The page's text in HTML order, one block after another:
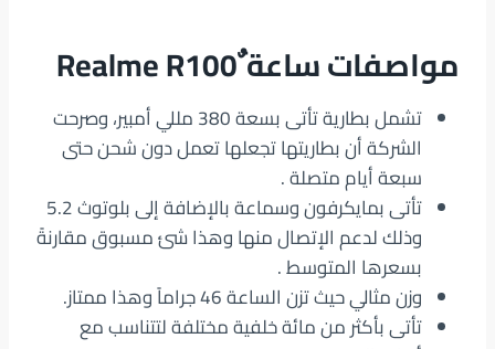
مواصفات ساعة ٌRealme R100
تشمل بطارية تأتى بسعة 380 مللي أمبير، وصرحت
الشركة أن بطاريتها تجعلها تعمل دون شحن حتى
سبعة أيام متصلة .
تأتى بمايكرفون وسماعة بالإضافة إلى بلوتوث 5.2
وذلك لدعم الإتصال منها وهذا شئ مسبوق مقارنةً
بسعرها المتوسط .
وزن مثالي حيث تزن الساعة 46 جراماً وهذا ممتاز.
تأتى بأكثر من مائة خلفية مختلفة لتتناسب مع